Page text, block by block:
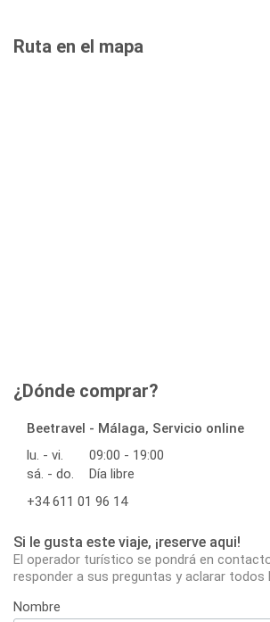
Ruta en el mapa
¿Dónde comprar?
Beetravel - Málaga, Servicio online
lu. - vi.
09:00 - 19:00
sá. - do.
Día libre
+34 611 01 96 14
Si le gusta este viaje, ¡reserve aqui!
El operador turístico se pondrá en
responder a sus preguntas y aclarar todos
Nombre